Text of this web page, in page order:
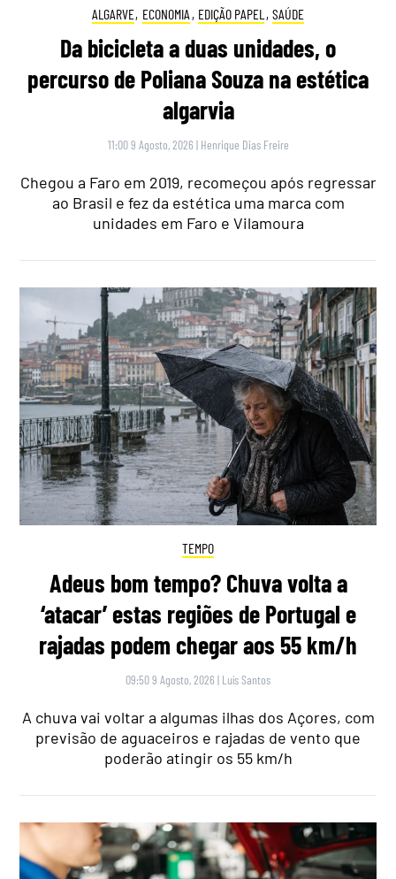
ALGARVE, ECONOMIA , EDIÇÃO PAPEL , SAÚDE
Da bicicleta a duas unidades, o
percurso de Poliana Souza na estética
algarvia
11:00 9 Agosto, 2026 | Henrique Dias Freire
Chegou a Faro em 2019, recomeçou após regressar
ao Brasil e fez da estética uma marca com
unidades em Faro e Vilamoura
TEMPO
Adeus bom tempo? Chuva volta a
‘atacar’ estas regiões de Portugal e
rajadas podem chegar aos 55 km/h
09:50 9 Agosto, 2026 | Luís Santos
A chuva vai voltar a algumas ilhas dos Açores, com
previsão de aguaceiros e rajadas de vento que
poderão atingir os 55 km/h